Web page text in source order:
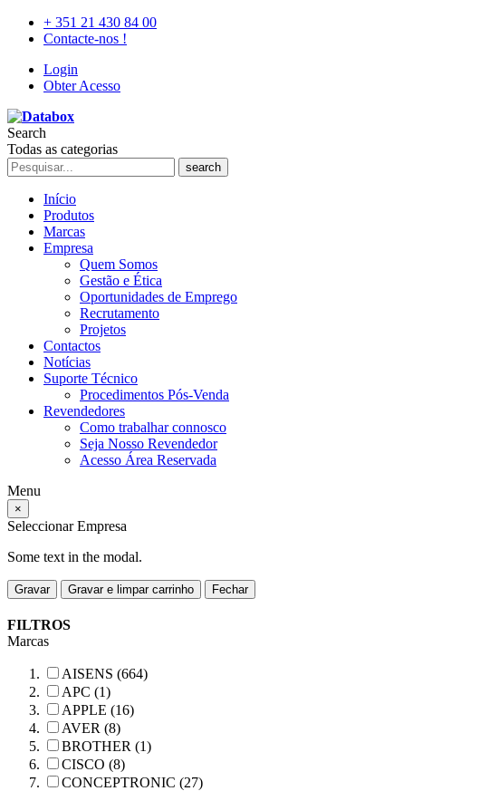
+ 351 21 430 84 00
Contacte-nos !
Login
Obter Acesso
Search
Todas as categorias
search
Início
Produtos
Marcas
Empresa
Quem Somos
Gestão e Ética
Oportunidades de Emprego
Recrutamento
Projetos
Contactos
Notícias
Suporte Técnico
Procedimentos Pós-Venda
Revendedores
Como trabalhar connosco
Seja Nosso Revendedor
Acesso Área Reservada
Menu
×
Seleccionar Empresa
Some text in the modal.
Gravar Gravar e limpar carrinho Fechar
FILTROS
Marcas
AISENS (664)
APC (1)
APPLE (16)
AVER (8)
BROTHER (1)
CISCO (8)
CONCEPTRONIC (27)